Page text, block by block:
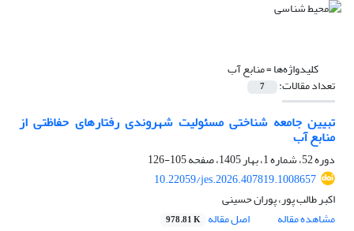
کلیدواژه‌ها =منابع آب
تعداد مقالات: 7
تبیین جامعه شناختی مسئولیت شهروندی رفتارهای حفاظتی از
منابع آب
دوره 52، شماره 1، بهار 1405، صفحه
105-126
10.22059/jes.2026.407819.1008657
اکبر طالب پور، پوران حسینی
مشاهده مقاله
اصل مقاله 978.81 K